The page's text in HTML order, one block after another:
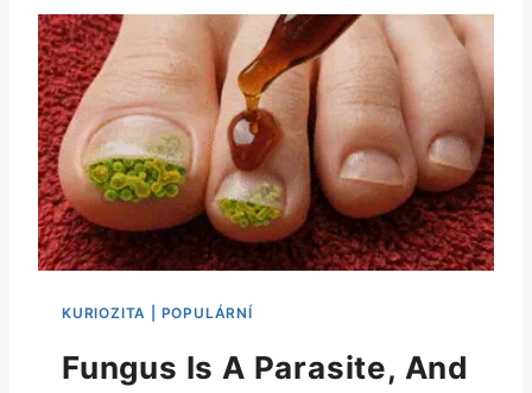
Fungus Is A Parasite, And